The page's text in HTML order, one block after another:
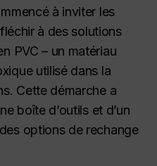
à inviter les
à des solutions
PVC – un matériau
utilisé dans la
Cette démarche a
boîte d’outils et d’un
options de rechange